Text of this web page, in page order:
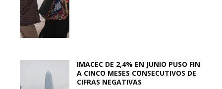
IMACEC DE 2,4% EN JUNIO PUSO FIN
A CINCO MESES CONSECUTIVOS DE
CIFRAS NEGATIVAS